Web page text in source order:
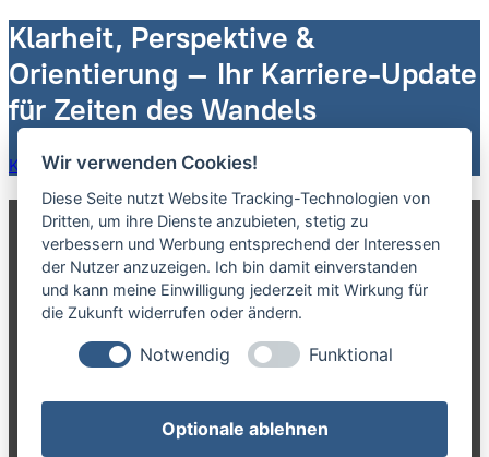
Klarheit, Perspektive &
Orientierung – Ihr Karriere-Update
für Zeiten des Wandels
Karriere-Newsletter erhalten
Karriere-Werkstatt.com
ist eine Marke der NCN GmbH
NCN GmbH
Anrather Str. 21
Wir verwenden Cookies!
Diese Seite nutzt Website Tracking-Technologien von
Dritten, um ihre Dienste anzubieten, stetig zu
verbessern und Werbung entsprechend der Interessen
der Nutzer anzuzeigen. Ich bin damit einverstanden
und kann meine Einwilligung jederzeit mit Wirkung für
die Zukunft widerrufen oder ändern.
Notwendig Funktional
Optionale ablehnen